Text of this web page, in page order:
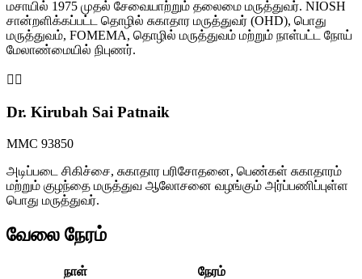
மசாயில் 1975 முதல் சேவையாற்றும் தலைமை மருத்துவர். NIOSH
சான்றளிக்கப்பட்ட தொழில் சுகாதார மருத்துவர் (OHD), பொது
மருத்துவம், FOMEMA, தொழில் மருத்துவம் மற்றும் நாள்பட்ட நோய்
மேலாண்மையில் நிபுணர்.
👩‍⚕️
Dr. Kirubah Sai Patnaik
MMC 93850
அடிப்படை சிகிச்சை, சுகாதார பரிசோதனை, பெண்கள் சுகாதாரம்
மற்றும் குழந்தை மருத்துவ ஆலோசனை வழங்கும் அர்ப்பணிப்புள்ள
பொது மருத்துவர்.
வேலை நேரம்
நாள்
நேரம்